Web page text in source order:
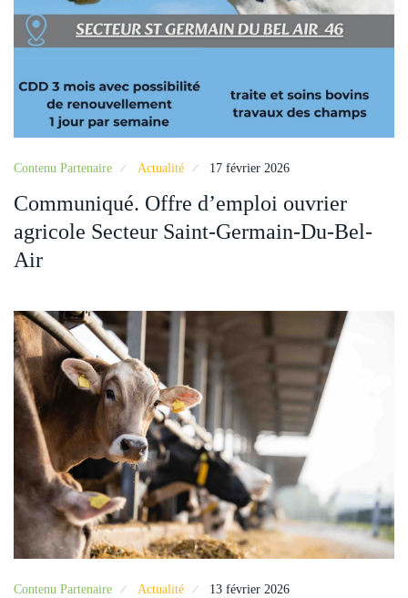
Contenu Partenaire Actualité 17 février 2026
Communiqué. Offre d’emploi ouvrier
agricole Secteur Saint-Germain-Du-Bel-
Air
Contenu Partenaire Actualité 13 février 2026